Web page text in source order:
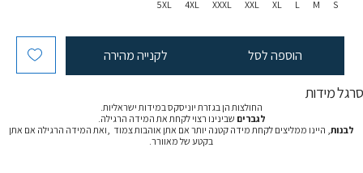
S
M
L
XL
XXL
XXXL
4XL
5XL
הוספה לסל לקנייה מהירה
סרגל מידות
החולצות הן בגזרת יוניסקס במידות ישראליות.
לגברים שבינינו רצוי לקחת את המידה הרגילה.
לבנות, היינו ממליצים לקחת מידה קטנה יותר אם אתן אוהבות צמוד ,ואת המידה הרגילה אם אתן
בקטע של מאוורר.